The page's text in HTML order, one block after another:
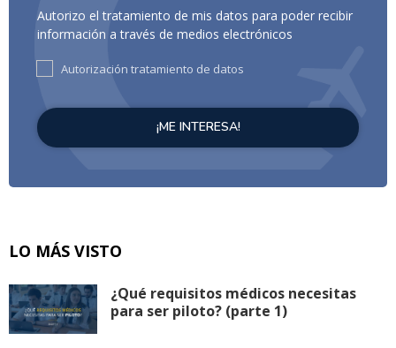
Autorizo el tratamiento de mis datos para poder recibir
información a través de medios electrónicos
Autorización tratamiento de datos
LO MÁS VISTO
¿Qué requisitos médicos necesitas
para ser piloto? (parte 1)